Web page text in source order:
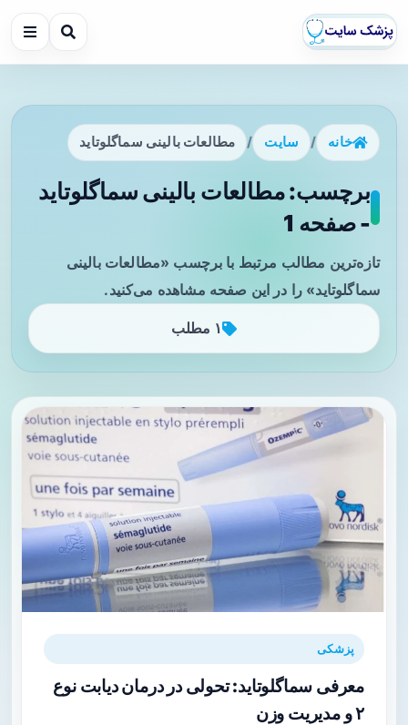
خانه / سایت / مطالعات بالینی سماگلوتاید
برچسب: مطالعات بالینی سماگلوتاید
- صفحه 1
تازه‌ترین مطالب مرتبط با برچسب «مطالعات بالینی
سماگلوتاید» را در این صفحه مشاهده می‌کنید.
۱ مطلب
پزشکی
معرفی سماگلوتاید: تحولی در درمان دیابت نوع
۲ و مدیریت وزن